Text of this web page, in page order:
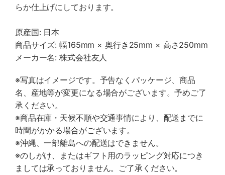
らか仕上げにしております。
原産国: 日本
商品サイズ: 幅165mm × 奥行き25mm × 高さ250mm
メーカー名: 株式会社友人
※写真はイメージです。予告なくパッケージ、商品
名、産地等が変更になる場合がございます。予めご了
承ください。
※商品在庫・天候不順や交通事情により、配送までに
時間がかかる場合がございます。
※沖縄、一部離島への配送はできません。
※のしがけ、またはギフト用のラッピング対応につき
ましては承っておりません。ご了承ください。